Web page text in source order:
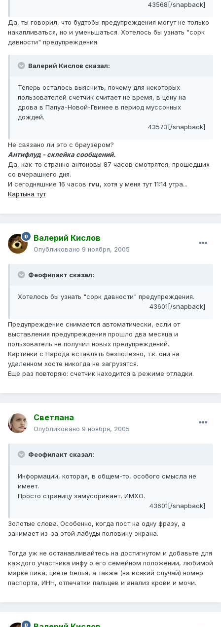
43568[/snapback]
Да, ты говорил, что будтобы предупреждения могут не только
накапливаться, но и уменьшаться. Хотелось бы узнать "сорк
давности" предупреждения.
Валерий Кислов сказал:
Теперь осталось выяснить, почему для некоторых
пользователей счетчик считает не время, в цену на
дрова в Папуа-Новой-Гвинее в период муссонных
дождей.
43573[/snapback]
Не связано ли это с браузером?
Антифлуд - склейка сообщений.
Да, как-то странно антоновы 87 часов смотрятся, прошедших
со вчерашнего дня.
И сегодняшние 16 часов rvu, хотя у меня тут 11:14 утра...
Картына тут
Валерий Кислов
Опубликовано 9 ноября, 2005
Феофилакт сказал:
Хотелось бы узнать "сорк давности" предупреждения.
43601[/snapback]
Предупреждение снимается автоматически, если от
выставления предупреждения прошло два месяца и
пользователь не получил новых предупреждений.
Картинки с Народа вставлять безполезно, т.к. они на
удаленном хосте никогда не загрузятся.
Еще раз повторяю: счетчик находится в режиме отладки.
Светлана
Опубликовано 9 ноября, 2005
Феофилакт сказал:
Информации, которая, в общем-то, особого смысла не
имеет.
Просто страницу замусоривает, ИМХО.
43601[/snapback]
Золотые слова. Особенно, когда пост на одну фразу, а
занимает из-за этой лабуды половину экрана.
Тогда уж не останавливайтесь на достигнутом и добавьте для
каждого участника инфу о его семейном положении, любимой
марке пива, цвете белья, а также (на всякий случай) номер
паспорта, ИНН, отпечатки пальцев и анализ крови и мочи.